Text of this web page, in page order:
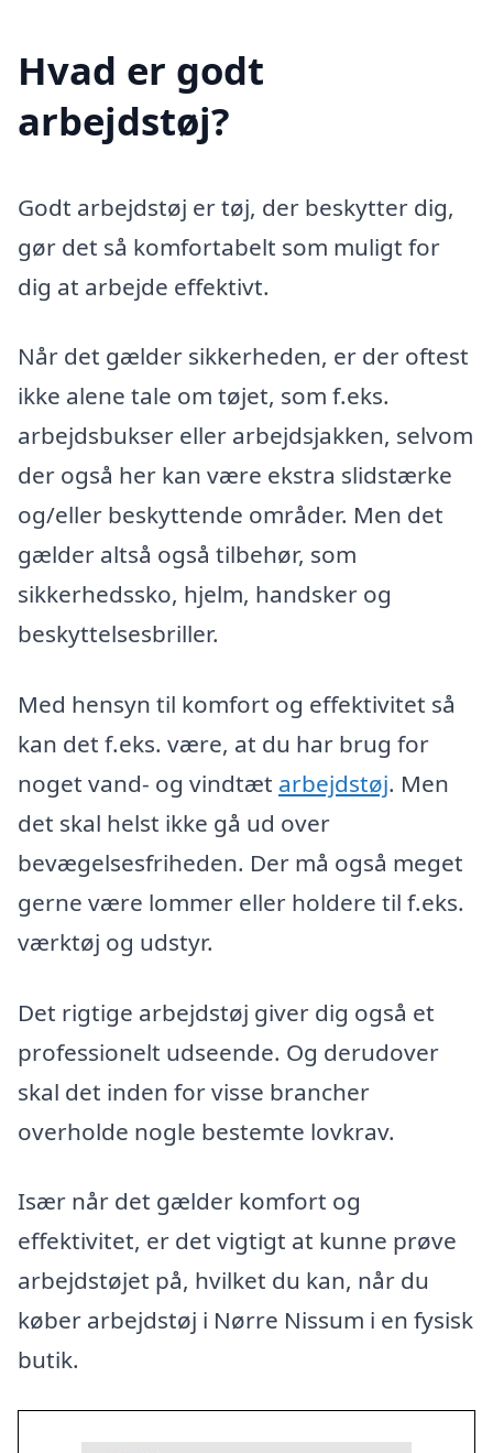
Hvad er godt
arbejdstøj?
Godt arbejdstøj er tøj, der beskytter dig,
gør det så komfortabelt som muligt for
dig at arbejde effektivt.
Når det gælder sikkerheden, er der oftest
ikke alene tale om tøjet, som f.eks.
arbejdsbukser eller arbejdsjakken, selvom
der også her kan være ekstra slidstærke
og/eller beskyttende områder. Men det
gælder altså også tilbehør, som
sikkerhedssko, hjelm, handsker og
beskyttelsesbriller.
Med hensyn til komfort og effektivitet så
kan det f.eks. være, at du har brug for
noget vand- og vindtæt arbejdstøj. Men
det skal helst ikke gå ud over
bevægelsesfriheden. Der må også meget
gerne være lommer eller holdere til f.eks.
værktøj og udstyr.
Det rigtige arbejdstøj giver dig også et
professionelt udseende. Og derudover
skal det inden for visse brancher
overholde nogle bestemte lovkrav.
Især når det gælder komfort og
effektivitet, er det vigtigt at kunne prøve
arbejdstøjet på, hvilket du kan, når du
køber arbejdstøj i Nørre Nissum i en fysisk
butik.